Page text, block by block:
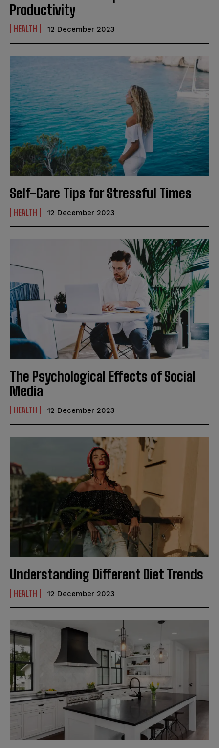
Productivity
HEALTH 12 December 2023
Self-Care Tips for Stressful Times
HEALTH 12 December 2023
The Psychological Effects of Social
Media
HEALTH 12 December 2023
Understanding Different Diet Trends
HEALTH 12 December 2023